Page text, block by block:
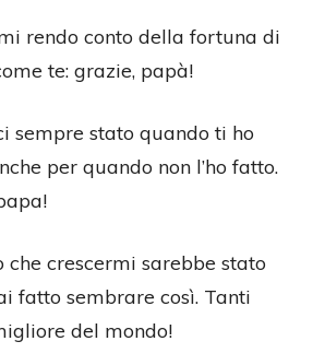
rendo conto della fortuna di
te: grazie, papà!
sempre stato quando ti ho
per quando non l’ho fatto.
che crescermi sarebbe stato
fatto sembrare così. Tanti
del mondo!